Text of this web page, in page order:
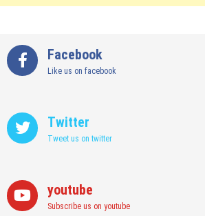
Facebook
Like us on facebook
Twitter
Tweet us on twitter
youtube
Subscribe us on youtube